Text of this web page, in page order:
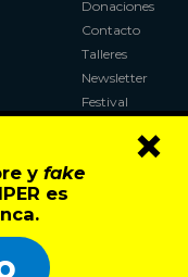
y fake
es
×
Donaciones
Contacto
Talleres
Newsletter
Festival